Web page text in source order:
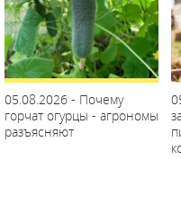
05.08.2026 - Почему
горчат огурцы - агрономы
разъясняют